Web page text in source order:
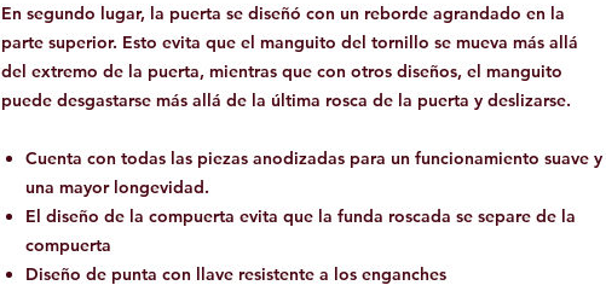
En segundo lugar, la puerta se diseñó con un reborde agrandado en la
parte superior. Esto evita que el manguito del tornillo se mueva más allá
del extremo de la puerta, mientras que con otros diseños, el manguito
puede desgastarse más allá de la última rosca de la puerta y deslizarse.
Cuenta con todas las piezas anodizadas para un funcionamiento suave y
una mayor longevidad.
El diseño de la compuerta evita que la funda roscada se separe de la
compuerta
Diseño de punta con llave resistente a los enganches